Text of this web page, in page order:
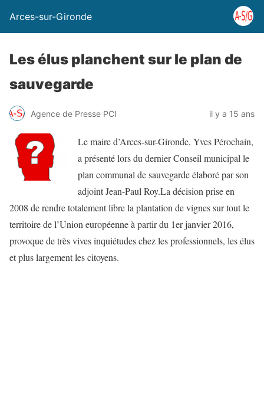
Arces-sur-Gironde
Les élus planchent sur le plan de
sauvegarde
Agence de Presse PCI il y a 15 ans
Le maire d’Arces-sur-Gironde, Yves Pérochain,
a présenté lors du dernier Conseil municipal le
plan communal de sauvegarde élaboré par son
adjoint Jean-Paul Roy.La décision prise en
2008 de rendre totalement libre la plantation de vignes sur tout le
territoire de l’Union européenne à partir du 1er janvier 2016,
provoque de très vives inquiétudes chez les professionnels, les élus
et plus largement les citoyens.